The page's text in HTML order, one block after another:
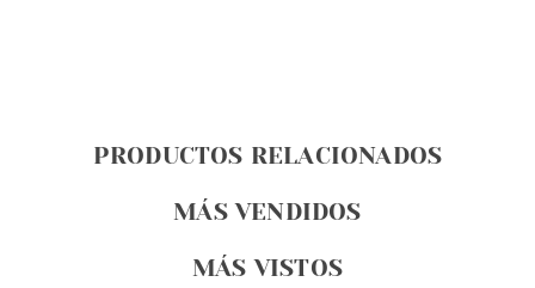
PRODUCTOS RELACIONADOS
MÁS VENDIDOS
MÁS VISTOS